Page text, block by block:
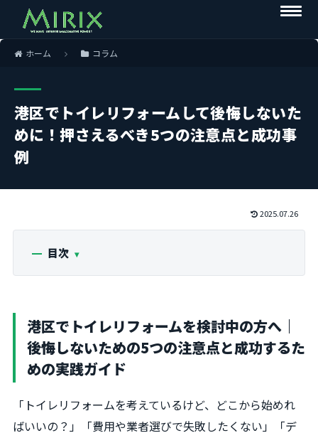
ホーム コラム
港区でトイレリフォームして後悔しないた
めに！押さえるべき5つの注意点と成功事
例
2025.07.26
目次
港区でトイレリフォームを検討中の方へ｜
後悔しないための5つの注意点と成功するた
めの実践ガイド
「トイレリフォームを考えているけど、どこから始めれ
ばいいの？」「費用や業者選びで失敗したくない」「デ